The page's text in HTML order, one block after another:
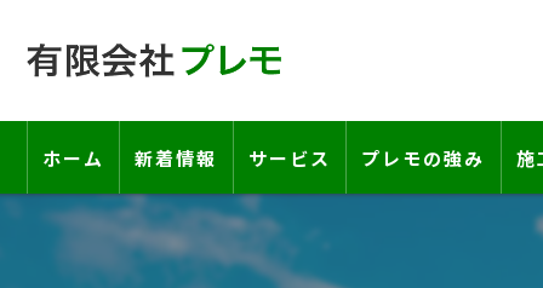
ホーム 新着情報 サービス
工事の流れ―契約書・保証書につ
プレモの強み 施